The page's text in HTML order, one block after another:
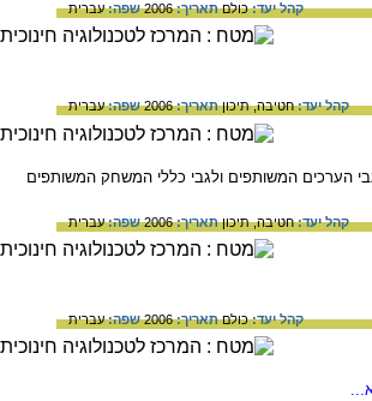
קהל יעד:כולםתאריך:2006 שפה:עברית
קהל יעד:חטיבה,תיכוןתאריך:2006 שפה:עברית
הערכים המשותפים ולגבי כללי המשחק המשותפים
קהל יעד:חטיבה,תיכוןתאריך:2006 שפה:עברית
קהל יעד:כולםתאריך:2006 שפה:עברית